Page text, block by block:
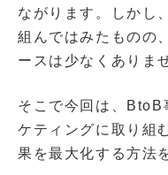
ながります。しかし
組んではみたものの
ースは少なくありま
そこで今回は、BtoB
ケティングに取り組
果を最大化する方法